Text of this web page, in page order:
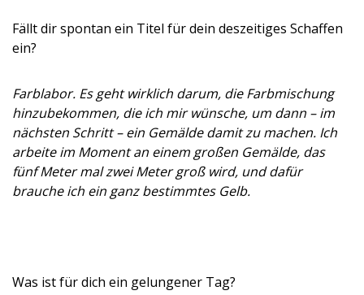
Fällt dir spontan ein Titel für dein deszeitiges Schaffen
ein?
Farblabor. Es geht wirklich darum, die Farbmischung
hinzubekommen, die ich mir wünsche, um dann – im
nächsten Schritt – ein Gemälde damit zu machen. Ich
arbeite im Moment an einem großen Gemälde, das
fünf Meter mal zwei Meter groß wird, und dafür
brauche ich ein ganz bestimmtes Gelb.
Was ist für dich ein gelungener Tag?